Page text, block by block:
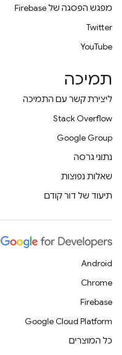
מפגש הפסגה של Firebase
Twitter
YouTube
תמיכה
ליצירת קשר עם התמיכה
Stack Overflow
Google Group
נתוני גרסה
שאלות נפוצות
תיעוד של דור קודם
Android
Chrome
Firebase
Google Cloud Platform
כל המוצרים